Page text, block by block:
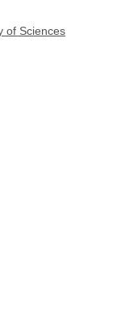
of Sciences